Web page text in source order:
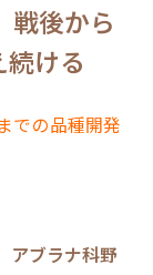
戦後から
ける
での品種開発
アブラナ科野